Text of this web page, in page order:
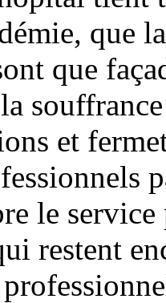
que
que
et
le
restent